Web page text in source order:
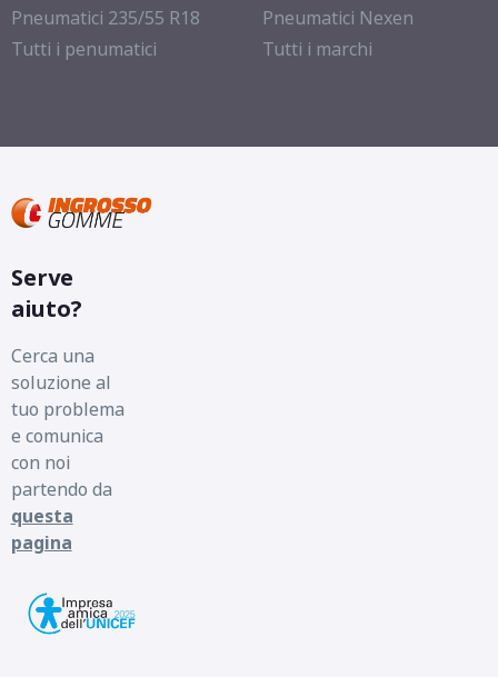
Pneumatici 235/55 R18
Tutti i penumatici
Pneumatici Nexen
Tutti i marchi
Serve
aiuto?
Cerca una
soluzione al
tuo problema
e comunica
con noi
partendo da
questa
pagina